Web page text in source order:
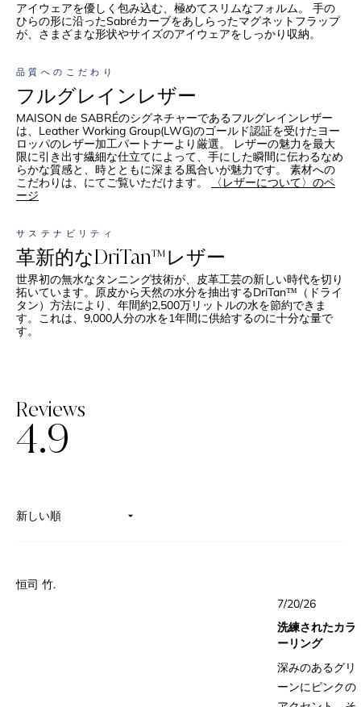
アイウェアを優しく包み込む、極めてスリムなフォルム。 手の
ひらの形に沿ったSabréカーブをあしらったマグネットフラップ
が、さまざまな形状やサイズのアイウェアをしっかり収納。
品質へのこだわり
フルグレインレザー
MAISON de SABRÉのシグネチャーであるフルグレインレザー
は、Leather Working Group(LWG)のゴールド認証を受けたヨー
ロッパのレザー加工パートナーより厳選。 レザーの魅力を最大
限に引き出す繊細な仕立てによって、手にした瞬間に伝わるなめ
らかな質感と、時とともに深まる風合いが魅力です。 素材への
こだわりは、にてご覧いただけます。
〈レザーについて〉のペ
ージ
サステナビリティ
革新的なDriTan™レザー
世界初の無水なタンニング技術が、皮革工芸の新しい時代を切り
拓いています。原皮から天然の水分を抽出するDriTan™（ドライ
タン）方法により、年間約2,500万リットルの水を節約できま
す。これは、9,000人分の水を1年間に供給するのに十分な量で
す。
Reviews
4.9
恒司 竹.
星
5
つ
中
5
評
価
7/20/26
洗練されたカラ
ーリング
深みのあるグリ
ーンにピンクの